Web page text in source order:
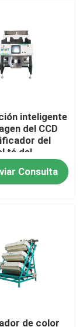
inteligente
del CCD
del
té del
limpieza
Consulta
de color